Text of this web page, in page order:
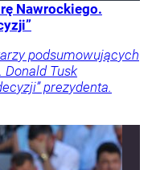
Nawrockiego.
podsumowujących
Tusk
prezydenta.